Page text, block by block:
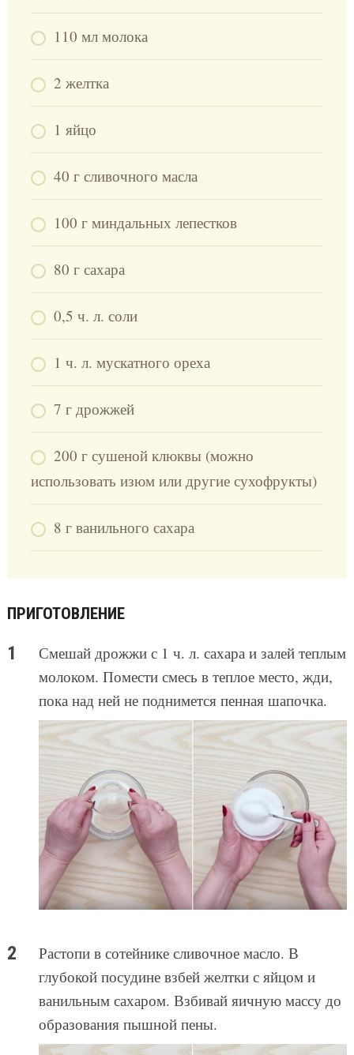
110 мл молока
2 желтка
1 яйцо
40 г сливочного масла
100 г миндальных лепестков
80 г сахара
0,5 ч. л. соли
1 ч. л. мускатного ореха
7 г дрожжей
200 г сушеной клюквы (можно
использовать изюм или другие сухофрукты)
8 г ванильного сахара
ПРИГОТОВЛЕНИЕ
Смешай дрожжи с 1 ч. л. сахара и залей теплым
молоком. Помести смесь в теплое место, жди,
пока над ней не поднимется пенная шапочка.
Растопи в сотейнике сливочное масло. В
глубокой посудине взбей желтки с яйцом и
ванильным сахаром. Взбивай яичную массу до
образования пышной пены.